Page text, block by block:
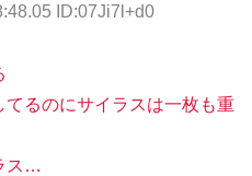
ID:07Ji7l+d0
るのにサイラスは一枚も重
ス…